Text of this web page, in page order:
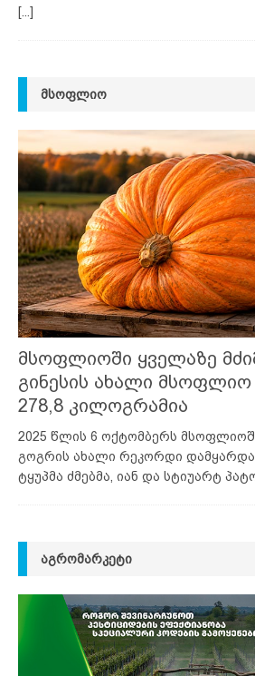
[...]
ᲛᲡᲝᲤᲚᲘᲝ
მსოფლიოში ყველაზე
გინესის ახალი
278,8 კილოგრამია
2025 წლის 6 ოქტომბერს
გოგრის ახალი რეკორდი
ტყუპმა ძმებმა, იან და სტიუარტ
ᲐᲒᲠᲝᲛᲐᲠᲙᲔᲢᲘ